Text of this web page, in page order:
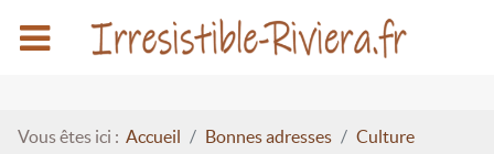
Vous êtes ici : Accueil Bonnes adresses
Culture